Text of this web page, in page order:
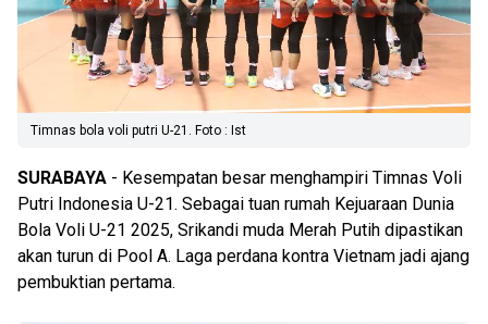
Timnas bola voli putri U-21. Foto : Ist
SURABAYA - Kesempatan besar menghampiri Timnas Voli
Putri Indonesia U-21. Sebagai tuan rumah Kejuaraan Dunia
Bola Voli U-21 2025, Srikandi muda Merah Putih dipastikan
akan turun di Pool A. Laga perdana kontra Vietnam jadi ajang
pembuktian pertama.